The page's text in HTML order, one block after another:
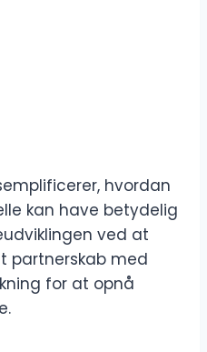
hvordan
kan have betydelig
ved at
partnerskab med
for at opnå